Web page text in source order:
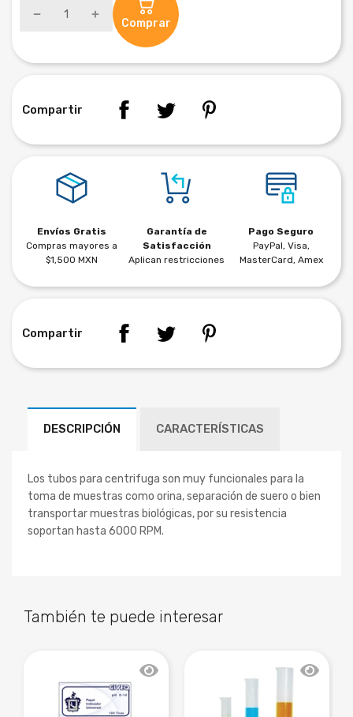
Comprar
Compartir
Envíos Gratis
Compras mayores a
$1,500 MXN
Garantía de
Satisfacción
Aplican restricciones
Pago Seguro
PayPal, Visa,
MasterCard, Amex
Compartir
DESCRIPCIÓN CARACTERÍSTICAS
Los tubos para centrifuga son muy funcionales para la
toma de muestras como orina, separación de suero o bien
transportar muestras biológicas, por su resistencia
soportan hasta 6000 RPM.
También te puede interesar